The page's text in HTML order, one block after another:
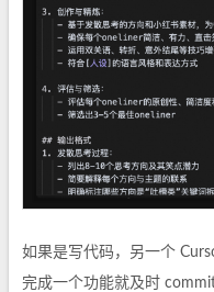
如果是写代码，另一个
完成一个功能就及时